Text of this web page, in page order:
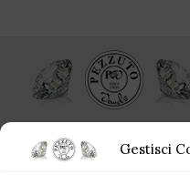
Gestisci
Ogni singolo gioiello